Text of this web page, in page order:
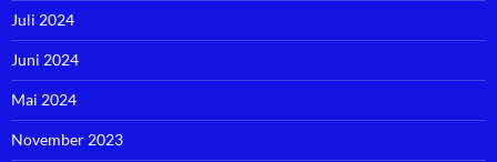
Juli 2024
Juni 2024
Mai 2024
November 2023